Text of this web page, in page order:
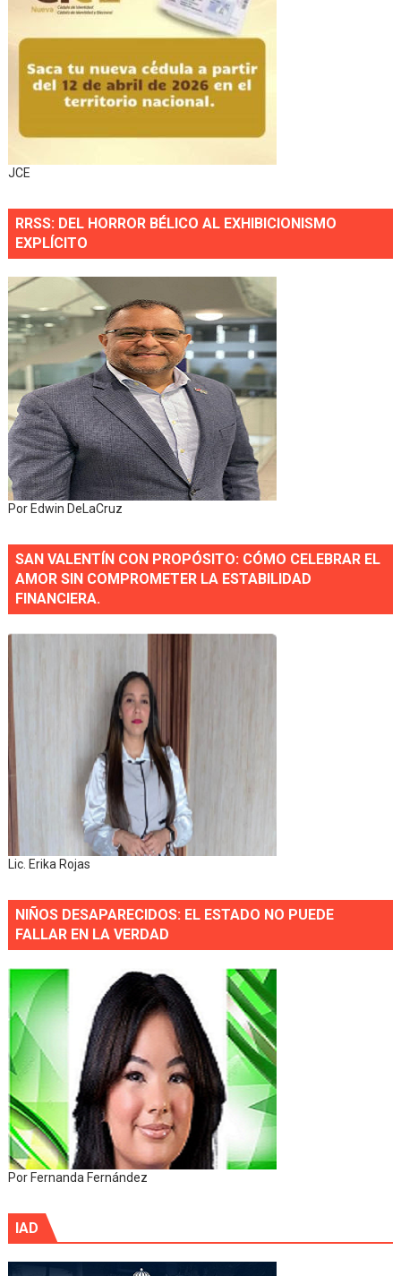
JCE
RRSS: DEL HORROR BÉLICO AL EXHIBICIONISMO
EXPLÍCITO
Por Edwin DeLaCruz
SAN VALENTÍN CON PROPÓSITO: CÓMO CELEBRAR EL
AMOR SIN COMPROMETER LA ESTABILIDAD
FINANCIERA.
Lic. Erika Rojas
NIÑOS DESAPARECIDOS: EL ESTADO NO PUEDE
FALLAR EN LA VERDAD
Por Fernanda Fernández
IAD